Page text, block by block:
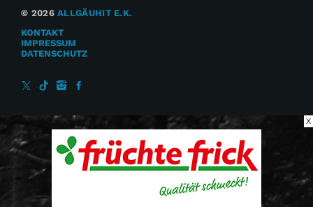
© 2026ALLGÄUHIT E.K.
KONTAKT
IMPRESSUM
DATENSCHUTZ
X